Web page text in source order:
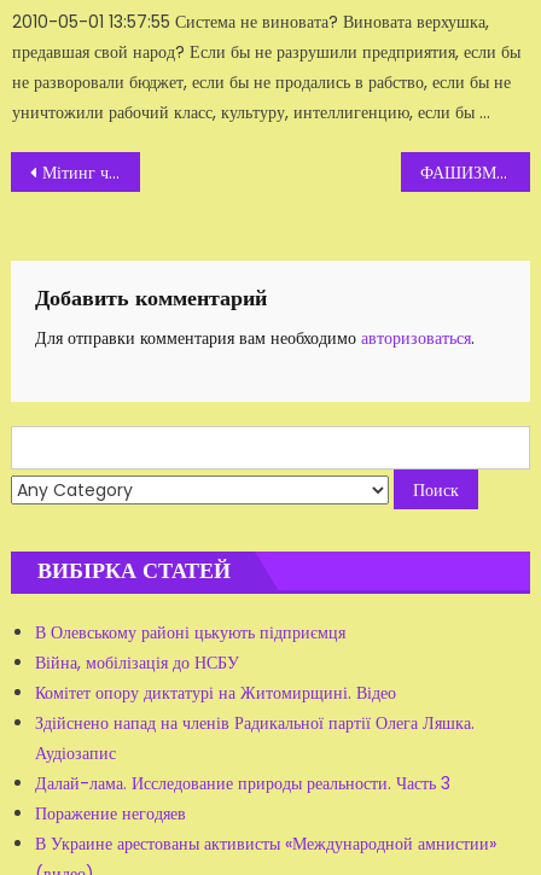
2010-05-01 13:57:55 Система не виновата? Виновата верхушка,
предавшая свой народ? Если бы не разрушили предприятия, если бы
не разворовали бюджет, если бы не продались в рабство, если бы не
уничтожили рабочий класс, куль­туру, интеллигенцию, если бы ...
Навигация
записям
Мітинг чи комбінація? ФАШИЗМ ПО-ЖИТОМИРСКИ
Добавить комментарий
Для отправки комментария вам необходимо авторизоваться.
for:
ВИБІРКА СТАТЕЙ
В Олевському районі цькують підприємця
Війна, мобілізація до НСБУ
Комітет опору диктатурі на Житомирщині. Відео
Здійснено напад на членів Радикальної партії Олега Ляшка.
Аудіозапис
Далай-лама. Исследование природы реальности. Часть 3
Поражение негодяев
В Украине арестованы активисты «Международной амнистии»